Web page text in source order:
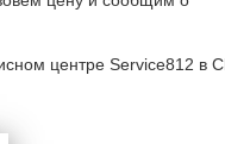
центре Service812 в